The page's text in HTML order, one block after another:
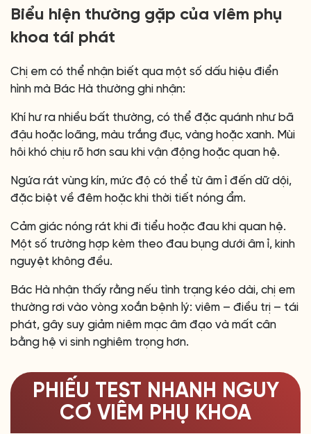
Biểu hiện thường gặp của viêm phụ
khoa tái phát
Chị em có thể nhận biết qua một số dấu hiệu điển
hình mà Bác Hà thường ghi nhận:
Khí hư ra nhiều bất thường, có thể đặc quánh như bã
đậu hoặc loãng, màu trắng đục, vàng hoặc xanh. Mùi
hôi khó chịu rõ hơn sau khi vận động hoặc quan hệ.
Ngứa rát vùng kín, mức độ có thể từ âm ỉ đến dữ dội,
đặc biệt về đêm hoặc khi thời tiết nóng ẩm.
Cảm giác nóng rát khi đi tiểu hoặc đau khi quan hệ.
Một số trường hợp kèm theo đau bụng dưới âm ỉ, kinh
nguyệt không đều.
Bác Hà nhận thấy rằng nếu tình trạng kéo dài, chị em
thường rơi vào vòng xoắn bệnh lý: viêm – điều trị – tái
phát, gây suy giảm niêm mạc âm đạo và mất cân
bằng hệ vi sinh nghiêm trọng hơn.
PHIẾU TEST NHANH NGUY
CƠ VIÊM PHỤ KHOA